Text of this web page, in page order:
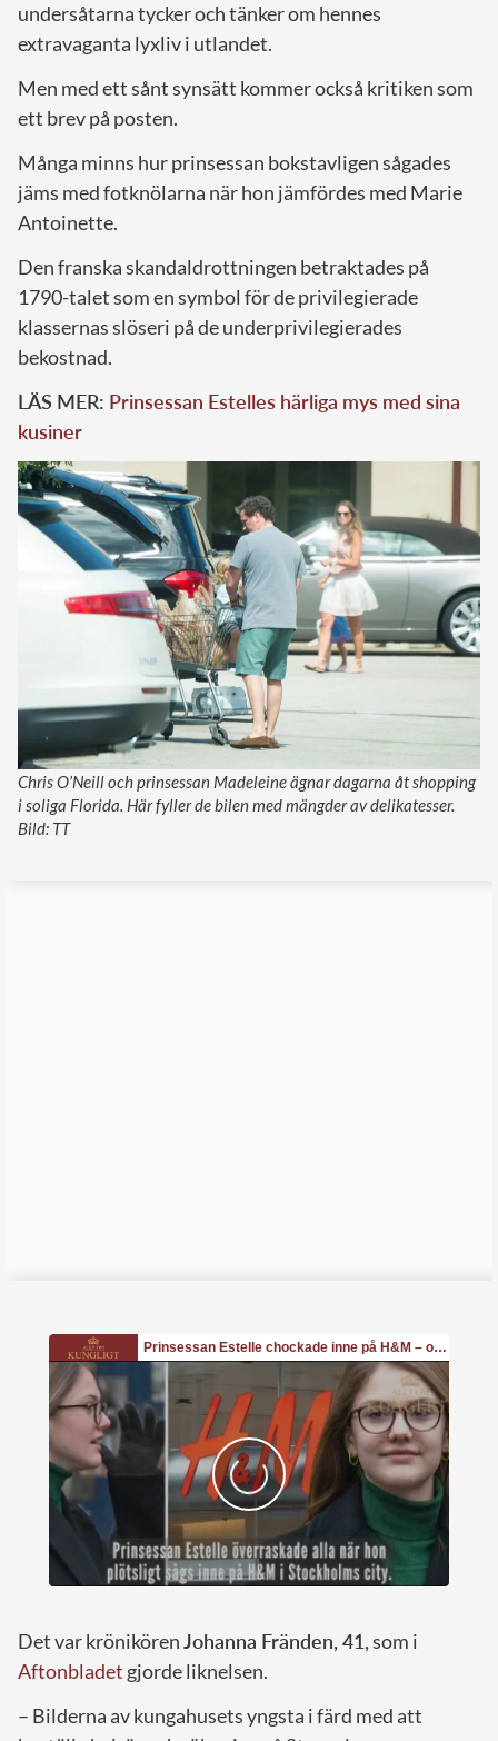
undersåtarna tycker och tänker om hennes
extravaganta lyxliv i utlandet.
Men med ett sånt synsätt kommer också kritiken som
ett brev på posten.
Många minns hur prinsessan bokstavligen sågades
jäms med fotknölarna när hon jämfördes med Marie
Antoinette.
Den franska skandaldrottningen betraktades på
1790-talet som en symbol för de privilegierade
klassernas slöseri på de underprivilegierades
bekostnad.
LÄS MER: Prinsessan Estelles härliga mys med sina
kusiner
Chris O’Neill och prinsessan Madeleine ägnar dagarna åt shopping
i soliga Florida. Här fyller de bilen med mängder av delikatesser.
Bild: TT
Det var krönikörenJohanna Fränden, 41,som i
Aftonbladet gjorde liknelsen.
– Bilderna av kungahusets yngsta i färd med att